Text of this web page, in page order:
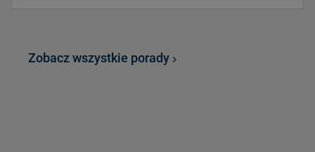
Zobacz wszystkie porady